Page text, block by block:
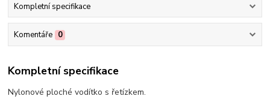
Kompletní specifikace
Komentáře 0
Kompletní specifikace
Nylonové ploché vodítko s řetízkem.